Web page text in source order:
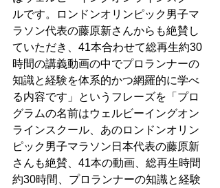
ルです。ロンドンオリンピック男子マ
ラソン代表の藤原新さんからも絶賛し
ていただき、41本合わせて総再生約30
時間の講義動画の中でプロランナーの
知識と経験を体系的かつ網羅的に学べ
る内容です」というフレーズを「プロ
グラムの名前はウェルビーイングオン
ラインスクール、あのロンドンオリン
ピック男子マラソン日本代表の藤原新
さんも絶賛、41本の動画、総再生時間
約30時間、プロランナーの知識と経験